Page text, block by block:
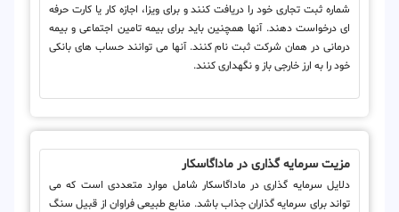
شماره ثبت تجاری خود را دریافت کنند و برای ویزا، اجازه کار یا کارت حرفه
ای درخواست دهند. آنها همچنین باید برای بیمه تامین اجتماعی و بیمه
درمانی در همان شرکت ثبت نام کنند. آنها می توانند حساب های بانکی
خود را به ارز خارجی باز و نگهداری کنند.
مزیت سرمایه گذاری در ماداگاسکار
دلایل سرمایه گذاری در ماداگاسکار شامل موارد متعددی است که می
تواند برای سرمایه گذاران جذاب باشد. منابع طبیعی فراوان از قبیل سنگ